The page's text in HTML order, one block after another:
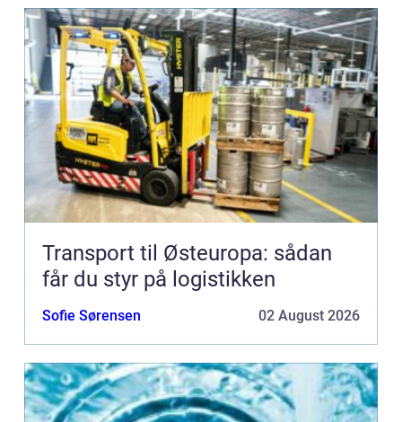
Transport til Østeuropa: sådan
får du styr på logistikken
Sofie Sørensen 02 August 2026